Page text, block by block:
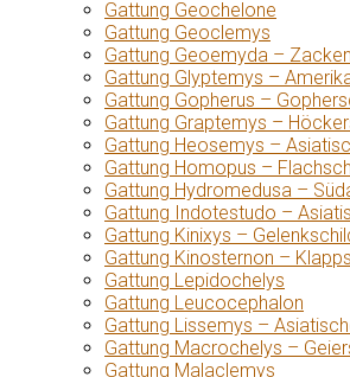
Gattung Geochelone
Gattung Geoclemys
Gattung Geoemyda –
Gattung Glyptemys –
Gattung Gopherus –
Gattung Graptemys –
Gattung Heosemys –
Gattung Homopus –
Gattung Hydromedusa –
Gattung Indotestudo –
Gattung Kinixys –
Gattung Kinosternon –
Gattung Lepidochelys
Gattung Leucocephalon
Gattung Lissemys –
Gattung Macrochelys –
Gattung Malaclemys